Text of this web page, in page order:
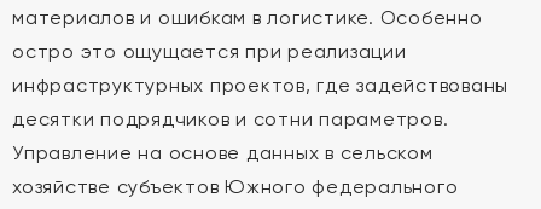
материалов и ошибкам в логистике. Особенно
остро это ощущается при реализации
инфраструктурных проектов, где задействованы
десятки подрядчиков и сотни параметров.
Управление на основе данных в сельском
хозяйстве субъектов Южного федерального